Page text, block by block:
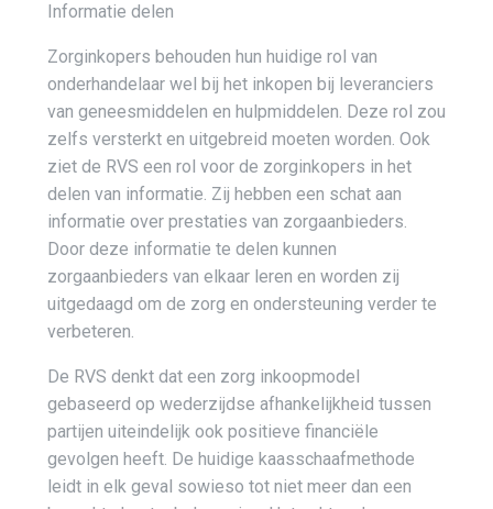
Informatie delen
Zorginkopers behouden hun huidige rol van
onderhandelaar wel bij het inkopen bij leveranciers
van geneesmiddelen en hulpmiddelen. Deze rol zou
zelfs versterkt en uitgebreid moeten worden. Ook
ziet de RVS een rol voor de zorginkopers in het
delen van informatie. Zij hebben een schat aan
informatie over prestaties van zorgaanbieders.
Door deze informatie te delen kunnen
zorgaanbieders van elkaar leren en worden zij
uitgedaagd om de zorg en ondersteuning verder te
verbeteren.
De RVS denkt dat een zorg inkoopmodel
gebaseerd op wederzijdse afhankelijkheid tussen
partijen uiteindelijk ook positieve financiële
gevolgen heeft. De huidige kaasschaafmethode
leidt in elk geval sowieso tot niet meer dan een